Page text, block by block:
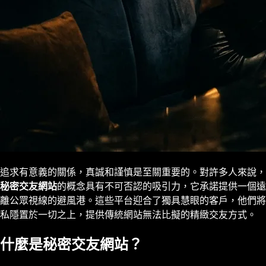
追求有意義的關係，真誠和謹慎是至關重要的。對許多人來說，
秘密交友網站的概念具有不可否認的吸引力，它承諾提供一個遠
離公眾視線的避風港。這些平台迎合了獨具慧眼的客戶，他們將
私隱置於一切之上，提供傳統網站無法比擬的精緻交友方式。
什麼是秘密交友網站？